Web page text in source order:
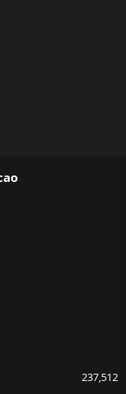
237,512